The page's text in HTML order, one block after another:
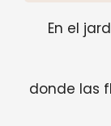
En el
donde las